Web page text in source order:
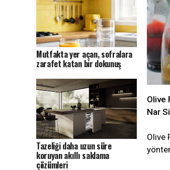
Mutfakta yer açan, sofralara
zarafet katan bir dokunuş
Tazeliği daha uzun süre
koruyan akıllı saklama
çözümleri
Olive
Nar
Olive